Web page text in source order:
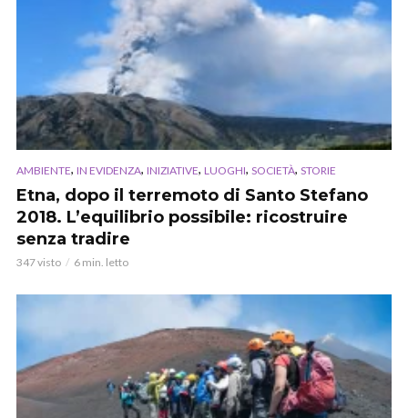
AMBIENTE, IN EVIDENZA, INIZIATIVE, LUOGHI, SOCIETÀ, STORIE
Etna, dopo il terremoto di Santo Stefano
2018. L’equilibrio possibile: ricostruire
senza tradire
347 visto 6 min. letto